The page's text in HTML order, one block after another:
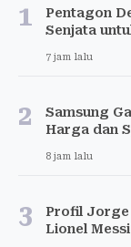
1
Pentagon
Senjata
7 jam lalu
2
Samsung
Harga dan
8 jam lalu
3
Profil Jorge
Lionel Messi